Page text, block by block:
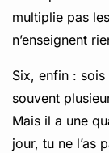
multiplie pas
n’enseignent
Six, enfin :
souvent
Mais il a une
jour, tu ne l’as